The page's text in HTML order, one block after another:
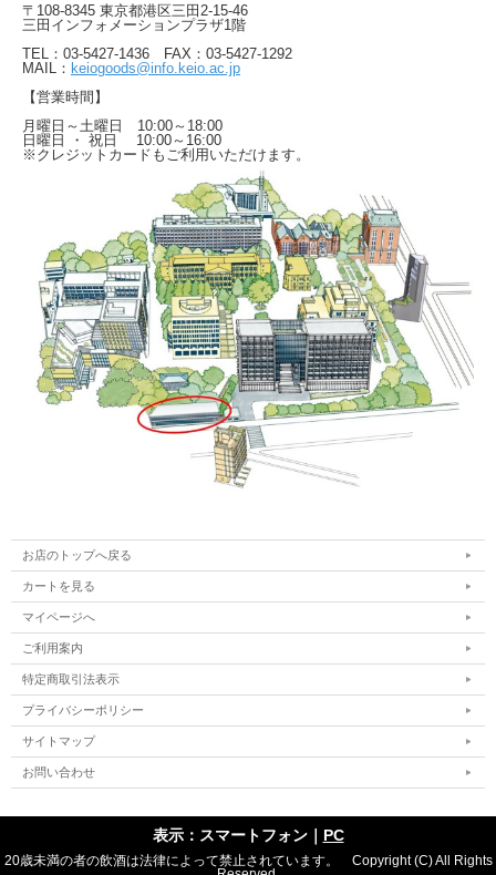
〒108-8345 東京都港区三田2-15-46
三田インフォメーションプラザ1階
TEL：03-5427-1436 FAX：03-5427-1292
MAIL： keiogoods@info.keio.ac.jp
【営業時間】
月曜日～土曜日 10:00～18:00
日曜日 ・ 祝日 10:00～16:00
※クレジットカードもご利用いただけます。
お店のトップへ戻る
カートを見る
マイページへ
ご利用案内
特定商取引法表示
プライバシーポリシー
サイトマップ
お問い合わせ
表示：スマートフォン｜ PC
20歳未満の者の飲酒は法律によって禁止されています。 Copyright (C) All Rights